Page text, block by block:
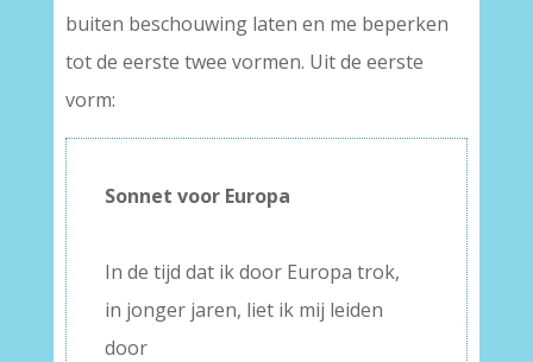
buiten beschouwing laten en me beperken
tot de eerste twee vormen. Uit de eerste
vorm:
Sonnet voor Europa
In de tijd dat ik door Europa trok,
in jonger jaren, liet ik mij leiden
door